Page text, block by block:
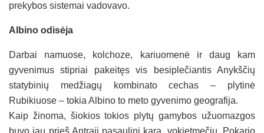
prekybos sistemai vadovavo.
Albino odisėja
Darbai namuose, kolchoze, kariuomenė ir daug kam
gyvenimus stipriai pakeitęs vis besiplečiantis Anykščių
statybinių medžiagų kombinato cechas – plytinė
Rubikiuose – tokia Albino to meto gyvenimo geografija.
Kaip žinoma, šiokios tokios plytų gamybos užuomazgos